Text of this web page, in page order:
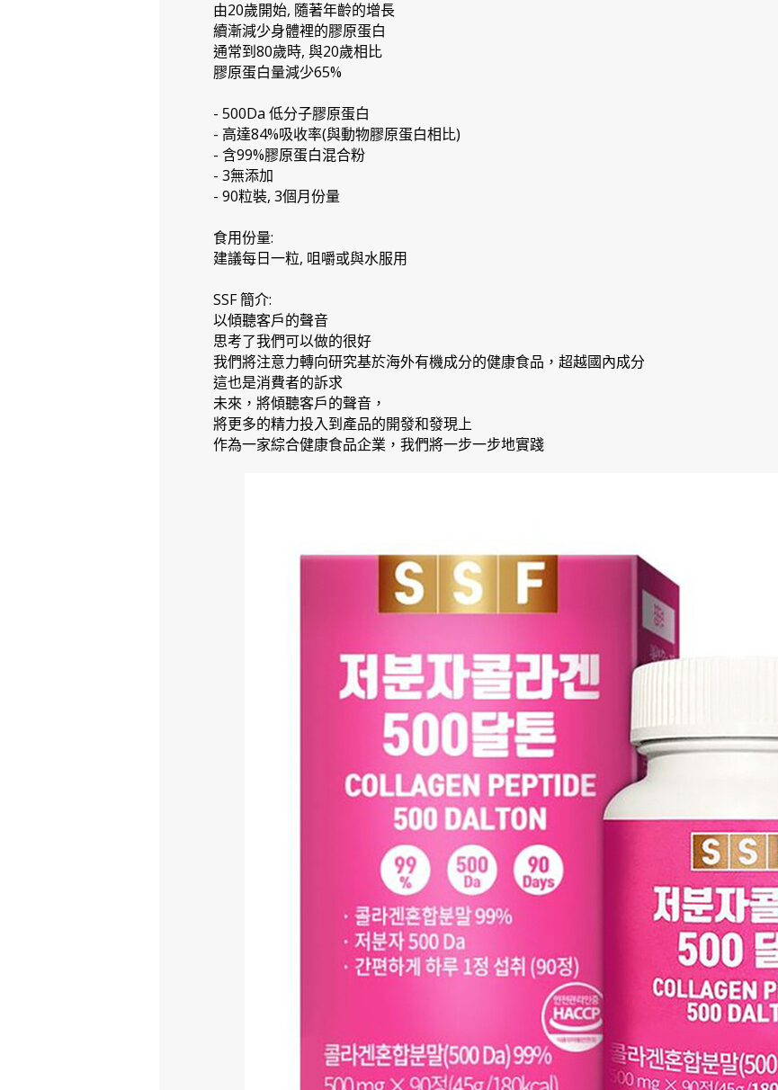
由20歲開始, 隨著年齡的增長
續漸減少身體裡的膠原蛋白
通常到80歲時, 與20歲相比
膠原蛋白量減少65%
- 500Da 低分子膠原蛋白
- 高達84%吸收率(與動物膠原蛋白相比)
- 含99%膠原蛋白混合粉
- 3無添加
- 90粒裝, 3個月份量
食用份量:
建議每日一粒, 咀嚼或與水服用
SSF 簡介:
以傾聽客戶的聲音
思考了我們可以做的很好
我們將注意力轉向研究基於海外有機成分的健康食品，超越國內成分
這也是消費者的訴求
未來，將傾聽客戶的聲音，
將更多的精力投入到產品的開發和發現上
作為一家綜合健康食品企業，我們將一步一步地實踐